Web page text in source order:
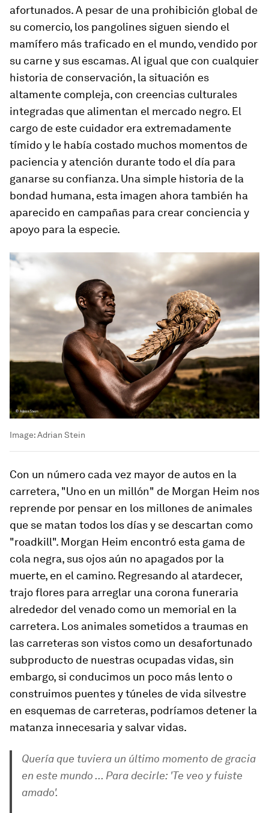
afortunados. A pesar de una prohibición global de
su comercio, los pangolines siguen siendo el
mamífero más traficado en el mundo, vendido por
su carne y sus escamas. Al igual que con cualquier
historia de conservación, la situación es
altamente compleja, con creencias culturales
integradas que alimentan el mercado negro. El
cargo de este cuidador era extremadamente
tímido y le había costado muchos momentos de
paciencia y atención durante todo el día para
ganarse su confianza. Una simple historia de la
bondad humana, esta imagen ahora también ha
aparecido en campañas para crear conciencia y
apoyo para la especie.
Image:Adrian Stein
Con un número cada vez mayor de autos en la
carretera, "Uno en un millón" de Morgan Heim nos
reprende por pensar en los millones de animales
que se matan todos los días y se descartan como
"roadkill". Morgan Heim encontró esta gama de
cola negra, sus ojos aún no apagados por la
muerte, en el camino. Regresando al atardecer,
trajo flores para arreglar una corona funeraria
alrededor del venado como un memorial en la
carretera. Los animales sometidos a traumas en
las carreteras son vistos como un desafortunado
subproducto de nuestras ocupadas vidas, sin
embargo, si conducimos un poco más lento o
construimos puentes y túneles de vida silvestre
en esquemas de carreteras, podríamos detener la
matanza innecesaria y salvar vidas.
Quería que tuviera un último momento de gracia
en este mundo ... Para decirle: 'Te veo y fuiste
amado'.